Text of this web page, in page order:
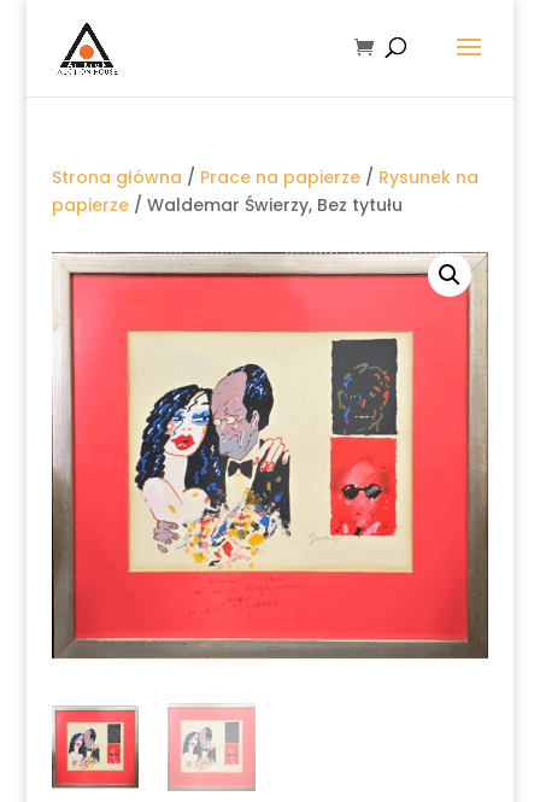
Strona główna / Prace na papierze/ Rysunek na
papierze/ Waldemar Świerzy, Bez tytułu